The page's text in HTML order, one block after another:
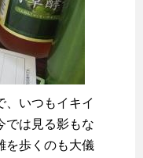
、いつもイキイ
では見る影もな
を歩くのも大儀